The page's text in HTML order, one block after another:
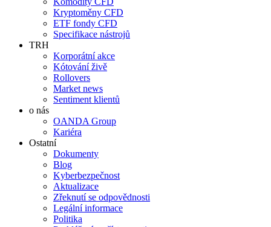
Kryptoměny CFD
ETF fondy CFD
Specifikace nástrojů
TRH
Korporátní akce
Kótování živě
Rollovers
Market news
Sentiment klientů
o nás
OANDA Group
Kariéra
Ostatní
Dokumenty
Blog
Kyberbezpečnost
Aktualizace
Zřeknutí se odpovědnosti
Legální informace
Politika